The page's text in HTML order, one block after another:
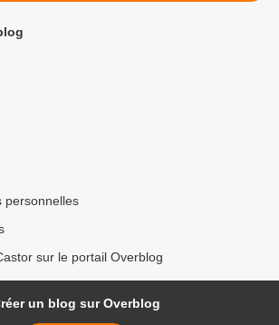
personnelles
sur le portail Overblog
un blog sur Overblog